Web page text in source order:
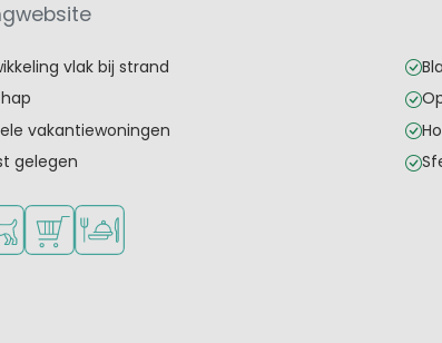
vlak bij strand
vakantiewoningen
gelegen
jonge kinderen
toegestaan
Campingwinkel/Supermarkt
Restaurant of pizzeria